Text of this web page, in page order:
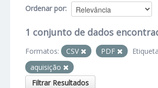
Ordenar por
1 conjunto de dados
Formatos: CSV PDF
aquisição
Filtrar Resultados